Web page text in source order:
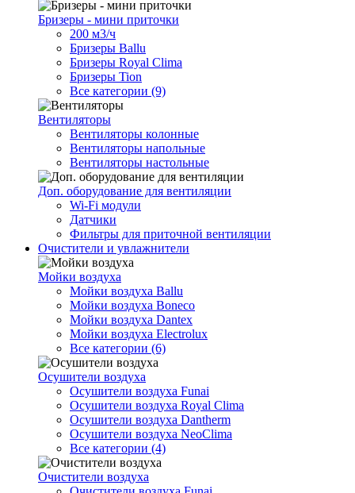
Бризеры - мини приточки
200 м3/ч
Бризеры Ballu
Бризеры Royal Clima
Бризеры Tion
Все категории (9)
Вентиляторы
Вентиляторы колонные
Вентиляторы напольные
Вентиляторы настольные
Доп. оборудование для вентиляции
Wi-Fi модули
Датчики
Фильтры для приточной вентиляции
Очистители и увлажнители
Мойки воздуха
Мойки воздуха Ballu
Мойки воздуха Boneco
Мойки воздуха Dantex
Мойки воздуха Electrolux
Все категории (6)
Осушители воздуха
Осушители воздуха Funai
Осушители воздуха Royal Clima
Осушители воздуха Dantherm
Осушители воздуха NeoClima
Все категории (4)
Очистители воздуха